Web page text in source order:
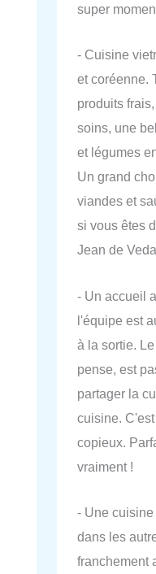
super
- Cuisine
et coréenne.
produits
soins, une
et légumes
Un grand
viandes et
si vous êtes
Jean de
- Un accueil
l'équipe est
à la sortie.
pense, est
partager la
cuisine.
copieux.
vraiment !
- Une
dans les
franchement